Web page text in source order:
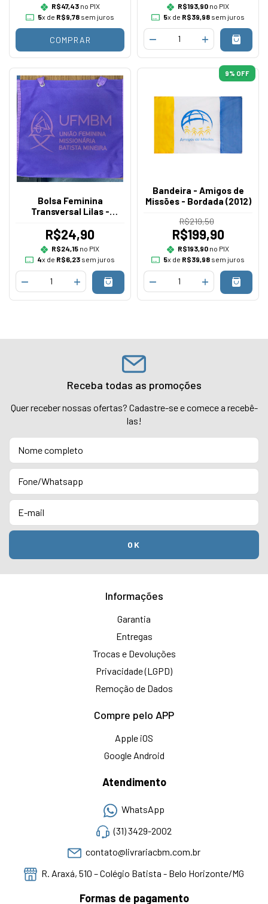
R$47,43no PIX
5x de R$9,78sem juros
COMPRAR
R$193,90 no PIX
5x de R$39,98sem juros
Bolsa Feminina
Transversal Lilas -
R$24,90
R$24,15 no PIX
4x de R$6,23sem juros
9% OFF
Bandeira - Amigos de
Missões - Bordada (2012)
R$219,50
R$199,90
R$193,90 no PIX
5x de R$39,98sem juros
Receba todas as promoções
Quer receber nossas ofertas? Cadastre-se e comece a recebê-
las!
Informações
Garantia
Entregas
Trocas e Devoluções
Privacidade (LGPD)
Remoção de Dados
Compre pelo APP
Apple iOS
Google Android
Atendimento
WhatsApp
(31) 3429-2002
contato@livrariacbm.com.br
R. Araxá, 510 – Colégio Batista - Belo Horizonte/MG
Formas de pagamento